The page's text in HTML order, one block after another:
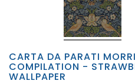
CARTA DA PARATI
COMPILATION -
WALLPAPER